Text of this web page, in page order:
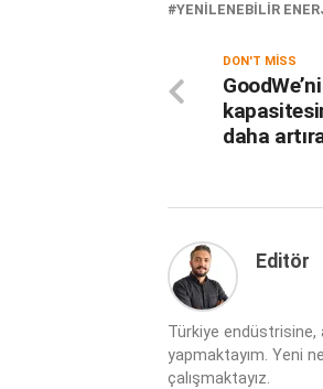
YENILENEBILIR
DON'T MISS
daha
Editör
Türkiye endüstrisine,
yapmaktayım. Yeni
çalışmaktayız.